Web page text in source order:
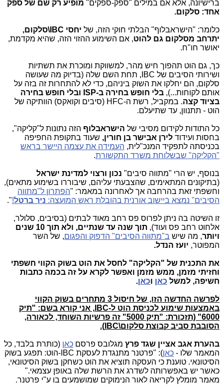
ברישיונה, אלא אם במילים "ספק-ספקים" מופיע רק שם של ספק
אחד: סלקום.
כלומר: "הישראבלוף" הבלתי חוקי הזה, של
יחסי IBC\סלקום,
יתרחב מסלקום גם להוט, אם השימוע ההזוי הזה, שהיא מקדמת,
יאושר חו"ח.
כך, גם הוט תהפוך חיש מהר, למשווקת ומוכרת את תשתיות
ושירותי הסיבים של IBC, תחת השם שלה (בדיוק מה שעושה
סלקום, הם יחלקו את השוק ביניהם, כדי לא להתחרות זה בזה על
אותם לקוחות...),
בלי חופש בחירה ב-ISP ובלי חופש בחירה
בציוד קצה
. במקביל, רשת ה-HFC (סיבים וקואקס) הוותיקה של
הוט - תתנוון, עד שתיעלם.
כל התודות לקידום מסיבי של הישראבלוף הזה נתונות ל"קליקה",
בחסות ועידוד לירן אבישר בן חורין, שעוד בתקופת החפיפה
בכניסתה לתפקיד המנכ"לית, העמידה את עצמה היישר בראש
"הקליקה" שבשלוחת משרד התקשורת.
בנוסף, יש הרי "מתווה סיבים" נכון ורצוי למדינת ישראל
(בתיקונים המתאימים, שהצבעתי עליהם, שיבוררו בשימוע מתאים),
וחשפתי זאת בהרחבה אך לאחרונה במאמר: "הפתרון ל"מתווה
הסיבים" נמצא ביישוב אורנית בהובלת ראש המועצה: ניר ברטל!
".
זו השיטה בה ניתן לפרוס פס רחב מאוד לבתים (בסיבים, סלולר,
אלחוט רחב פס ועוד), תוך שנה עד שנתיים, ולא
תוך 10 שנים
ויותר, מה שיש ב"מתווה הסיבים" הדפוק והפגום, של השר
המפוטר, יועז הנדל.
את התכנית של "הקליקה" לחסל את הוט בשוק הקווי חשפתי
וחזיתי מזמן, ממש מזמן ואפשר לקרא על זה בכמה כתבות
חשיפה, למשל כאן וכאן.
לפרשה החדשה הזו, של חיסול 3 מתחרים בשוק הקווי
באמצעות שימוע לכניסת הוט ל-IBC, אני קורא בשם: "תיק
6000" (תזכורת: "תיק 5000" זה פרשיות השוחד, לכאורה,
הסובבת סביב קבוצת סלקום\IBC).
בהערת אגב אציין שגד פרץ מגלובס פרסם כאן (כותרת בלבד, כל
המאמר שלו - כאן
): "פרטנר מתנגדת לעסקת IBC-הוט: תפגע בשוק
הסיטונאי. טוענת כי העסקה תוציא את הוט כשחקן בשוק הסיטונאי,
כאשר יש באפשרותה לשדרג את הרשת שלה באופן עצמאי."
מאמר מומלץ לקריאה לאור הנימוקים שמושמעים בו ע"י פרטנר.